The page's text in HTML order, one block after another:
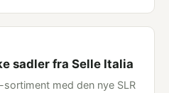
sadler fra Selle Italia
sortiment med den nye SLR